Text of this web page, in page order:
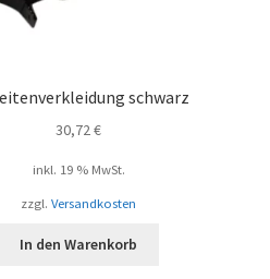
schwarz
30,72€
inkl. 19 % MwSt.
zzgl.Versandkosten
In den Warenkorb